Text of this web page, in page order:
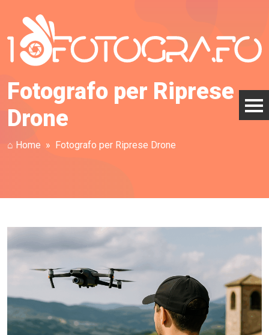
Fotografo per Riprese
Drone
⌂ Home Fotografo per Riprese Drone